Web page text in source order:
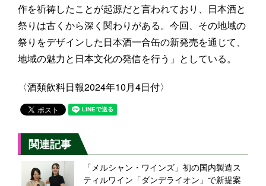
作を祈祷したことが起源だと言われており、日本酒と
祭りは古くから深く関わりがある。今回、その地域の
祭りをデザインした日本酒一合缶の新発売を通じて、
地域の魅力と日本文化の発信を行う」としている。
〈酒類飲料日報2024年10月4日付〉
関連記事
「メルシャン・ワインズ」初の国内製造ス
ティルワイン「ダンデライオン」で新提案